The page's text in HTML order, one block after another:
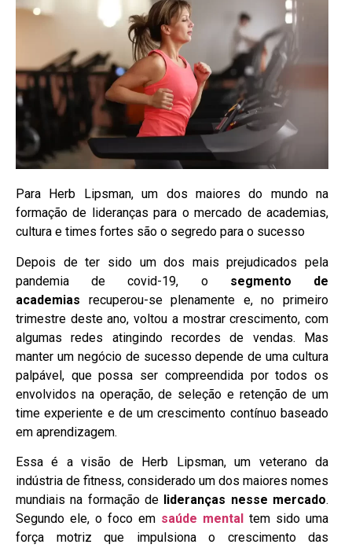
Para Herb Lipsman, um dos maiores do mundo na
formação de lideranças para o mercado de academias,
cultura e times fortes são o segredo para o sucesso
Depois de ter sido um dos mais prejudicados pela
pandemia de covid-19, o segmento de
academias recuperou-se plenamente e, no primeiro
trimestre deste ano, voltou a mostrar crescimento, com
algumas redes atingindo recordes de vendas. Mas
manter um negócio de sucesso depende de uma cultura
palpável, que possa ser compreendida por todos os
envolvidos na operação, de seleção e retenção de um
time experiente e de um crescimento contínuo baseado
em aprendizagem.
Essa é a visão de Herb Lipsman, um veterano da
indústria de fitness, considerado um dos maiores nomes
mundiais na formação de lideranças nesse mercado.
Segundo ele, o foco em saúde mental tem sido uma
força motriz que impulsiona o crescimento das